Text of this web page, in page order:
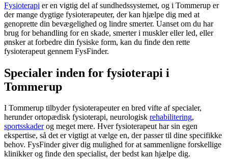
Fysioterapi er en vigtig del af sundhedssystemet, og i Tommerup er
der mange dygtige fysioterapeuter, der kan hjælpe dig med at
genoprette din bevægelighed og lindre smerter. Uanset om du har
brug for behandling for en skade, smerter i muskler eller led, eller
ønsker at forbedre din fysiske form, kan du finde den rette
fysioterapeut gennem FysFinder.
Specialer inden for fysioterapi i
Tommerup
I Tommerup tilbyder fysioterapeuter en bred vifte af specialer,
herunder ortopædisk fysioterapi, neurologisk rehabilitering,
sportsskaderog meget mere. Hverfysioterapeuthar sin egen
ekspertise, så det er vigtigt at vælge en, der passer til dine specifikke
behov. FysFinder giver dig mulighed for at sammenligne forskellige
klinikker og finde den specialist, der bedst kan hjælpe dig.